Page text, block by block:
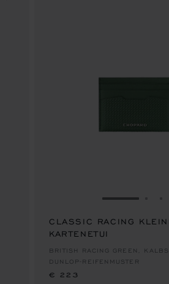
ZUR FOLIE
CLASSIC RACING
KARTENETUI
BRITISH RACING GREEN,
DUNLOP-REIFENMUSTER
€ 223